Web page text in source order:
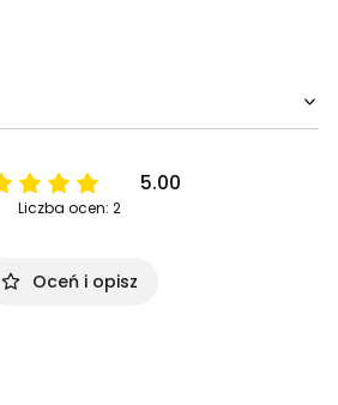
5.00
Liczba ocen: 2
Oceń i opisz